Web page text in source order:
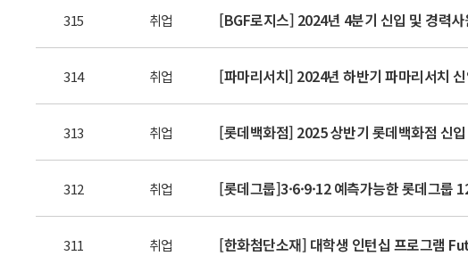
315 취업 [BGF로지스] 2024년 4분기 신입 및 경력
314 취업 [파마리서치] 2024년 하반기 파마리서치
313 취업 [롯데백화점] 2025 상반기 롯데백화점 신
312 취업 [롯데그룹]3·6·9·12 예측가능한 롯데그룹
311 취업 [한화첨단소재] 대학생 인턴십 프로그램